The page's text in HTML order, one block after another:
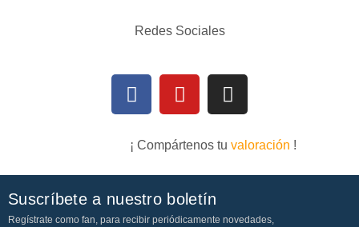
Redes Sociales
¡ Compártenos tu valoración !
Suscríbete a nuestro boletín
Regístrate como fan, para recibir periódicamente novedades,